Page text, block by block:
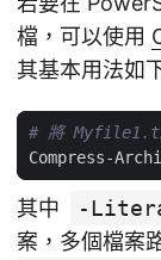
檔，可以使用
其基本用法如
# 將
其中 -
案，多個檔案